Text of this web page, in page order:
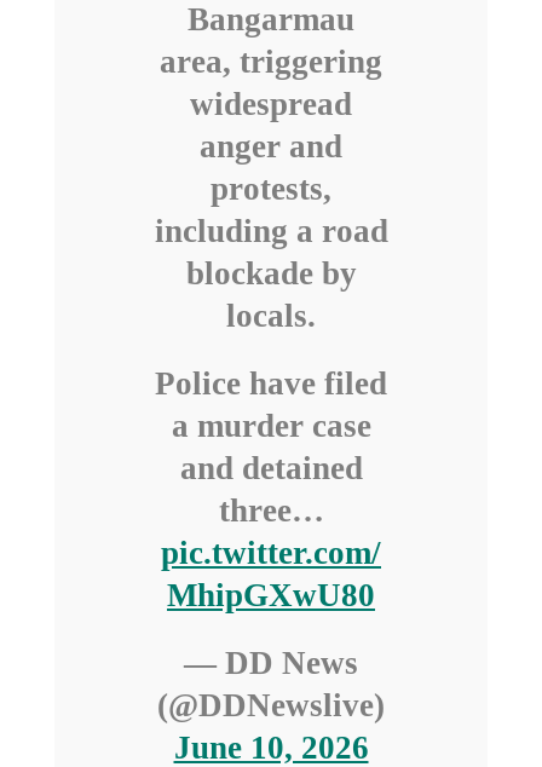
Bangarmau
area, triggering
widespread
anger and
protests,
including a road
blockade by
locals.
Police have filed
a murder case
and detained
three…
pic.twitter.com/
MhipGXwU80
— DD News
(@DDNewslive)
June 10, 2026